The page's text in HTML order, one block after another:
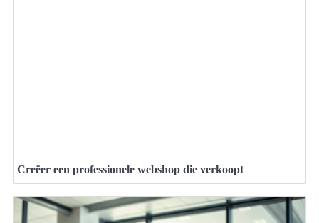
Creëer een professionele webshop die verkoopt